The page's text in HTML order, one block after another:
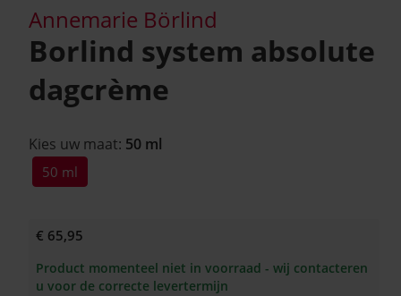
Annemarie Börlind
Borlind system absolute
dagcrème
Kies uw maat: 50 ml
50 ml
€ 65,95
Product momenteel niet in voorraad - wij contacteren
u voor de correcte levertermijn